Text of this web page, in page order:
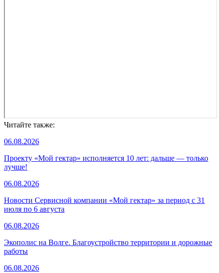
Читайте также:
06.08.2026
Проекту «Мой гектар» исполняется 10 лет: дальше — только
лучше!
06.08.2026
Новости Сервисной компании «Мой гектар» за период с 31
июля по 6 августа
06.08.2026
Экополис на Волге. Благоустройство территории и дорожные
работы
06.08.2026